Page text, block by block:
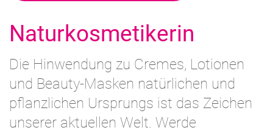
Naturkosmetikerin
Die Hinwendung zu Cremes, Lotionen
und Beauty-Masken natürlichen und
pflanzlichen Ursprungs ist das Zeichen
unserer aktuellen Welt. Werde